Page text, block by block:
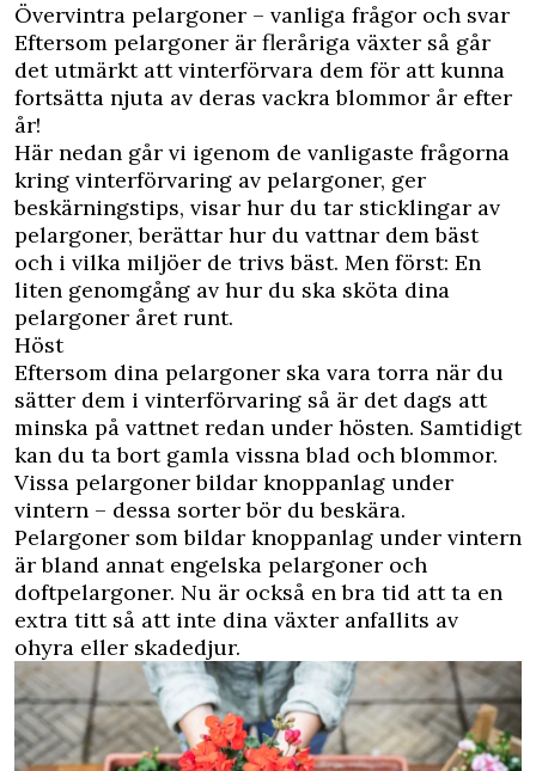
Övervintra pelargoner – vanliga frågor och svar
Eftersom pelargoner är fleråriga växter så går
det utmärkt att vinterförvara dem för att kunna
fortsätta njuta av deras vackra blommor år efter
år!
Här nedan går vi igenom de vanligaste frågorna
kring vinterförvaring av pelargoner, ger
beskärningstips, visar hur du tar sticklingar av
pelargoner, berättar hur du vattnar dem bäst
och i vilka miljöer de trivs bäst. Men först: En
liten genomgång av hur du ska sköta dina
pelargoner året runt.
Höst
Eftersom dina pelargoner ska vara torra när du
sätter dem i vinterförvaring så är det dags att
minska på vattnet redan under hösten. Samtidigt
kan du ta bort gamla vissna blad och blommor.
Vissa pelargoner bildar knoppanlag under
vintern – dessa sorter bör du beskära.
Pelargoner som bildar knoppanlag under vintern
är bland annat engelska pelargoner och
doftpelargoner. Nu är också en bra tid att ta en
extra titt så att inte dina växter anfallits av
ohyra eller skadedjur.